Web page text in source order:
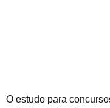
O estudo para